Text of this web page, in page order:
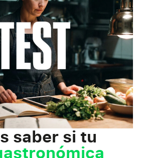
a
de
certificación completa.
Cuando decidas dar el
último paso solo
tendrás que abonar la
diferencia pendiente.
futuro de manera
tu formación a
compra te acerca
saber si tu